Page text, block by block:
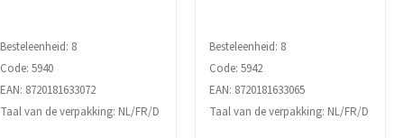
Besteleenheid: 8
Code: 5940
EAN: 8720181633072
Taal van de verpakking: NL/FR/D
Besteleenheid: 8
Code: 5942
EAN: 8720181633065
Taal van de verpakking: NL/FR/D